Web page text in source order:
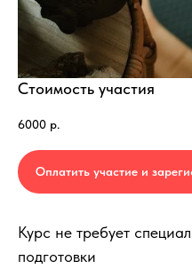
Стоимость участия
6000 р.
Оплатить участие и
Курс не требует
подготовки